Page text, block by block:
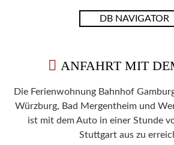
DB NAVIGATOR
ANFAHRT MIT
Die Ferienwohnung Bahnhof
Würzburg, Bad Mergentheim und
ist mit dem Auto in einer Stunde
Stuttgart aus zu